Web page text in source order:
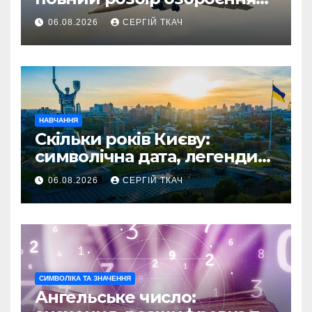
стратегічного
бомбардувальника
06.08.2026 СЕРГІЙ ТКАЧ
НАВЧАННЯ
Скільки років Києву:
символічна дата, легенди
та те, що кажуть історики
06.08.2026 СЕРГІЙ ТКАЧ
СИМВОЛІКА ТА ЗНАЧЕННЯ
Ангельське число: